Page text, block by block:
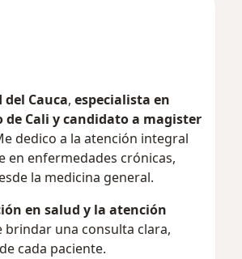
Cauca, especialista en
Cali y candidato a magister
dedico a la atención integral
en enfermedades crónicas,
la medicina general.
en salud y la atención
brindar una consulta clara,
cada paciente.